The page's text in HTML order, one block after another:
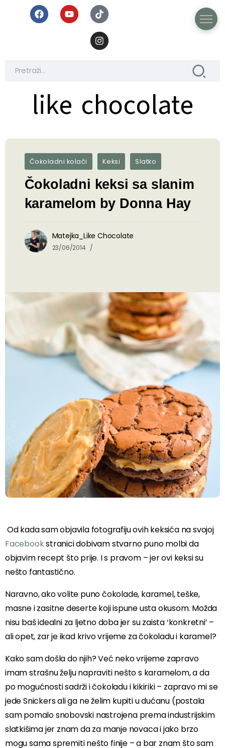
like chocolate
like chocolate
Čokoladni kolači Keksi Slatko
Čokoladni keksi sa slanim
karamelom by Donna Hay
Matejka_Like Chocolate
23/06/2014
Od kada sam objavila fotografiju ovih keksića na svojoj
Facebookstranici dobivam stvarno puno molbi da
objavim recept što prije. I s pravom – jer ovi keksi su
nešto fantastično.
Naravno, ako volite puno čokolade, karamel, teške,
masne i zasitne deserte koji ispune usta okusom. Možda
nisu baš idealni za ljetno doba jer su zaista ‘konkretni’ –
ali opet, zar je ikad krivo vrijeme za čokoladu i karamel?
Kako sam došla do njih? Već neko vrijeme zapravo
imam strašnu želju napraviti nešto s karamelom, a da
po mogućnosti sadrži i čokoladu i kikiriki – zapravo mi se
jede Snickers ali ga ne želim kupiti u dućanu (postala
sam pomalo snobovski nastrojena prema industrijskim
slatkišima jer znam da za manje novaca i jako brzo
mogu sama spremiti nešto finije – a bar znam što sam